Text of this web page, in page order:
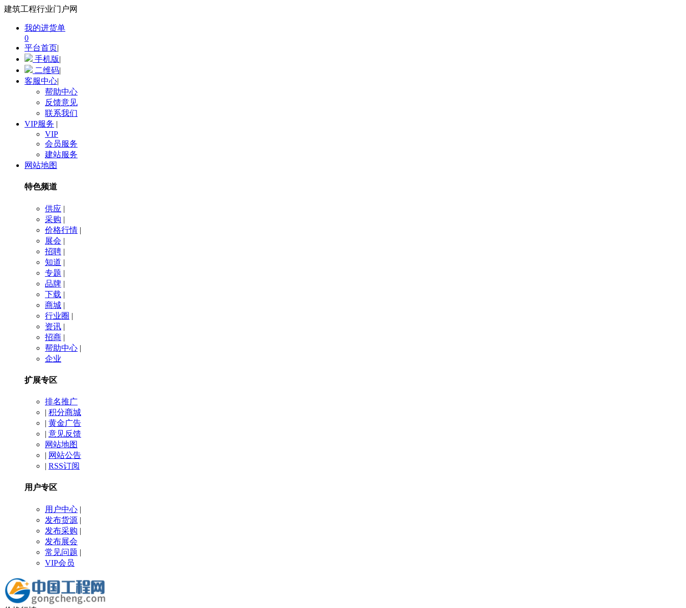
建筑工程行业门户网
我的进货单
0
平台首页|
手机版|
二维码|
客服中心|
帮助中心
反馈意见
联系我们
VIP服务 |
VIP
会员服务
建站服务
网站地图
特色频道
供应 |
采购 |
价格行情 |
展会 |
招聘 |
知道 |
专题 |
品牌 |
下载 |
商城 |
行业圈 |
资讯 |
招商 |
帮助中心 |
企业
扩展专区
排名推广
| 积分商城
| 黄金广告
| 意见反馈
网站地图
| 网站公告
| RSS订阅
用户专区
用户中心 |
发布货源 |
发布采购 |
发布展会
常见问题 |
VIP会员